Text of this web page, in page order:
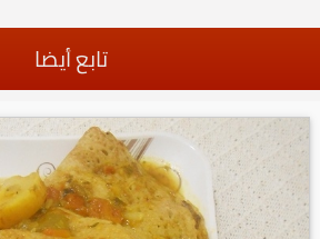
تابع أيضا